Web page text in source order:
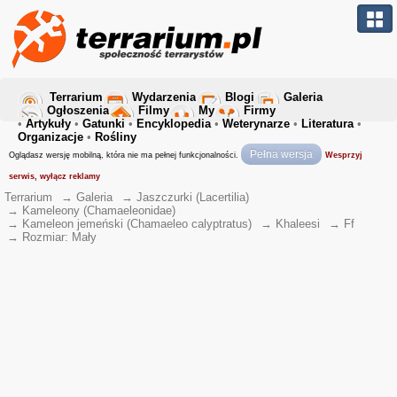
Terrarium Wydarzenia Blogi
Galeria
Ogłoszenia
Filmy My
Firmy
• Artykuły • Gatunki • Encyklopedia• Weterynarze • Literatura•
Organizacje • Rośliny
Oglądasz wersję mobilną, która nie ma pełnej funkcjonalności. Pełna wersja Wesprzyj
serwis, wyłącz reklamy
Terrarium → Galeria → Jaszczurki (Lacertilia)
→ Kameleony (Chamaeleonidae)
→ Kameleon jemeński (Chamaeleo calyptratus) → Khaleesi → Ff
→ Rozmiar: Mały